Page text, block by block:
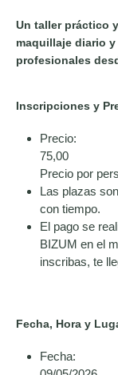
Un taller práctico
maquillaje diario
profesionales
Inscripciones y
Precio:
75,00
Precio por
Las plazas
con tiempo.
El pago se
BIZUM en el
inscribas, te
Fecha, Hora y
Fecha: